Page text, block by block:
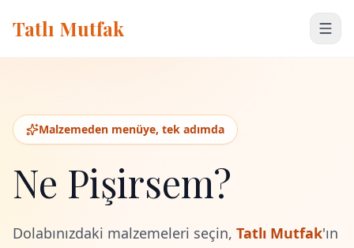
Tatlı Mutfak
Malzemeden menüye, tek adımda
Ne Pişirsem?
Dolabınızdaki malzemeleri seçin, Tatlı Mutfak'ın